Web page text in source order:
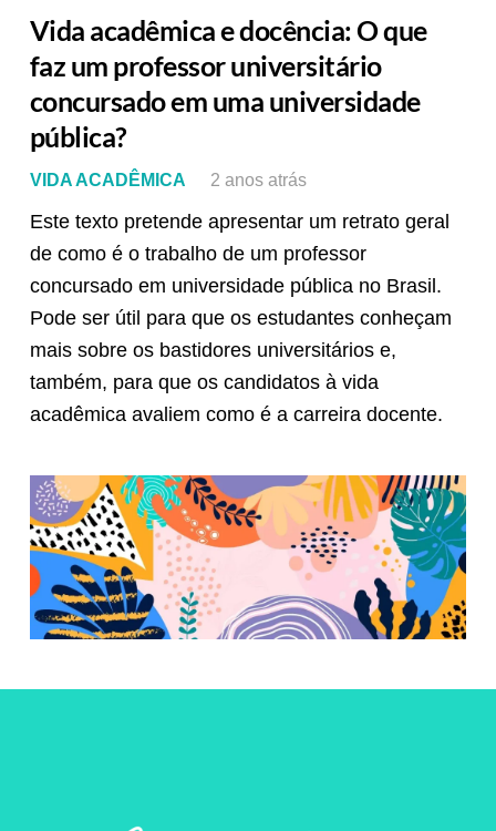
Vida acadêmica e docência: O que
faz um professor universitário
concursado em uma universidade
pública?
VIDA ACADÊMICA 2 anos atrás
Este texto pretende apresentar um retrato geral
de como é o trabalho de um professor
concursado em universidade pública no Brasil.
Pode ser útil para que os estudantes conheçam
mais sobre os bastidores universitários e,
também, para que os candidatos à vida
acadêmica avaliem como é a carreira docente.